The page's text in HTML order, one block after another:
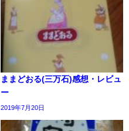
ままどおる(三万石)感想・レビュ
ー
2019年7月20日